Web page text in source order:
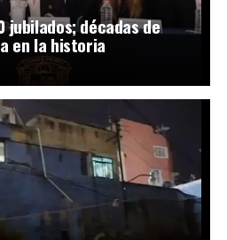
jubilados; décadas de
en la historia